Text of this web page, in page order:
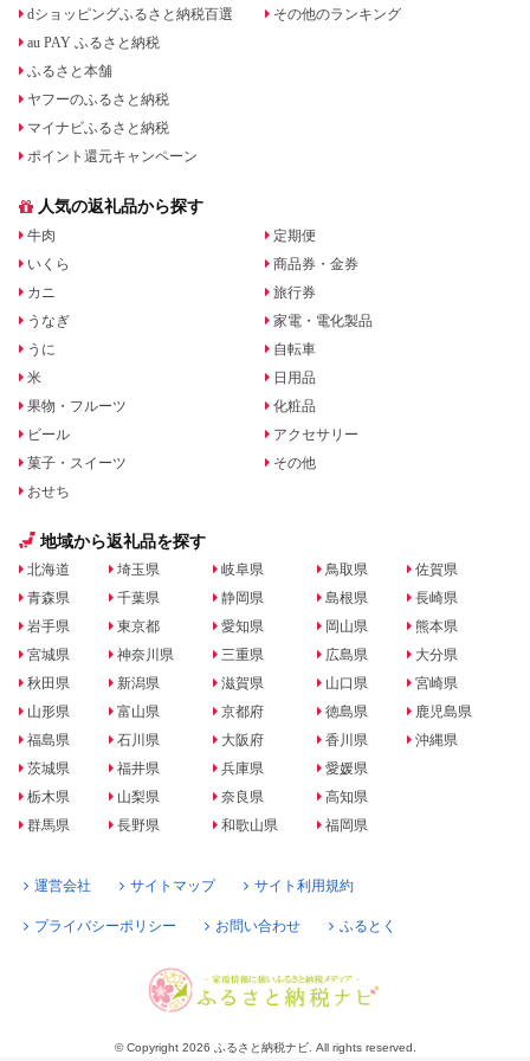
dショッピングふるさと納税百選
au PAY ふるさと納税
ふるさと本舗
ヤフーのふるさと納税
マイナビふるさと納税
ポイント還元キャンペーン
その他のランキング
人気の返礼品から探す
牛肉
いくら
カニ
うなぎ
うに
米
果物・フルーツ
ビール
菓子・スイーツ
おせち
定期便
商品券・金券
旅行券
家電・電化製品
自転車
日用品
化粧品
アクセサリー
その他
地域から返礼品を探す
北海道
青森県
岩手県
宮城県
秋田県
山形県
福島県
茨城県
栃木県
群馬県
埼玉県
千葉県
東京都
神奈川県
新潟県
富山県
石川県
福井県
山梨県
長野県
岐阜県
静岡県
愛知県
三重県
滋賀県
京都府
大阪府
兵庫県
奈良県
和歌山県
鳥取県
島根県
岡山県
広島県
山口県
徳島県
香川県
愛媛県
高知県
福岡県
佐賀県
長崎県
熊本県
大分県
宮崎県
鹿児島県
沖縄県
運営会社 サイトマップ サイト利用規約
プライバシーポリシー お問い合わせ ふるとく
© Copyright 2026 ふるさと納税ナビ. All rights reserved.